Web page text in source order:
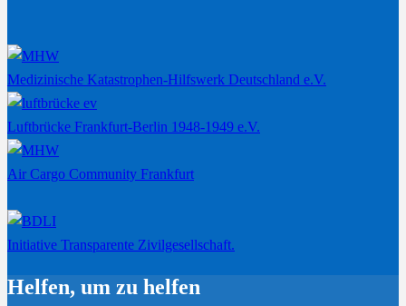
Medizinische Katastrophen-Hilfswerk Deutschland e.V.
Luftbrücke Frankfurt-Berlin 1948-1949 e.V.
Air Cargo Community Frankfurt
Initiative Transparente Zivilgesellschaft.
Helfen, um zu helfen